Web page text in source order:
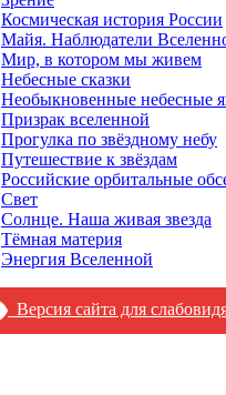
Космическая история России
Майя. Наблюдатели
Мир, в котором мы живем
Небесные сказки
Необыкновенные небесные
Призрак вселенной
Прогулка по звёздному небу
Путешествие к звёздам
Российские орбитальные
Свет
Солнце. Наша живая звезда
Тёмная материя
Энергия Вселенной
Версия сайта для